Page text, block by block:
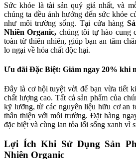
Sức khỏe là tài sản quý giá nhất, và
chúng ta đều ảnh hưởng đến sức khỏe
như môi trường sống. Tại cửa hàng
Nhiên Organic, chúng tôi tự hào cung
toàn từ thiên nhiên, giúp bạn an tâm
lo ngại về hóa chất độc hại.
Ưu đãi Đặc Biệt: Giảm ngay 20% khi
Đây là cơ hội tuyệt vời để bạn vừa tiết
chất lượng cao. Tất cả sản phẩm của
kỹ lưỡng, từ các nguyên liệu hữu cơ an
thân thiện với môi trường. Đặt hàng
đặc biệt và cùng lan tỏa lối sống xanh vì
Lợi Ích Khi Sử Dụng Sản
Nhiên Organic